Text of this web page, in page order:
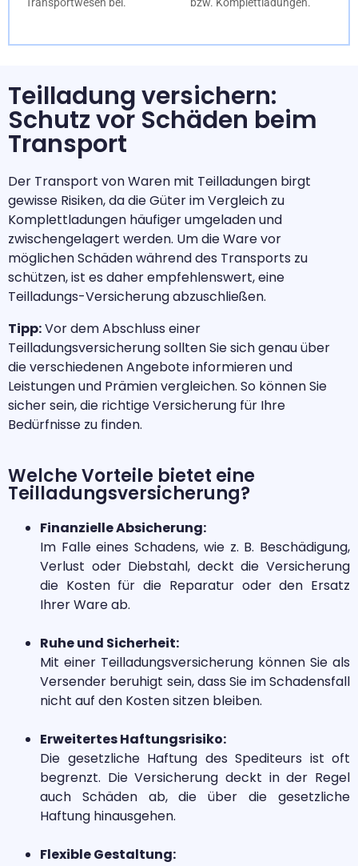
Teilladung versichern:
Schutz vor Schäden beim
Transport​
Der Transport von Waren mit Teilladungen birgt
gewisse Risiken, da die Güter im Vergleich zu
Komplettladungen häufiger umgeladen und
zwischengelagert werden. Um die Ware vor
möglichen Schäden während des Transports zu
schützen, ist es daher empfehlenswert, eine
Teilladungs-Versicherung abzuschließen.
Tipp:Vor dem Abschluss einer
Teilladungsversicherung sollten Sie sich genau über
die verschiedenen Angebote informieren und
Leistungen und Prämien vergleichen. So können Sie
sicher sein, die richtige Versicherung für Ihre
Bedürfnisse zu finden.
Welche Vorteile bietet eine
Teilladungsversicherung?
Finanzielle Absicherung:
Im Falle eines Schadens, wie z. B. Beschädigung,
Verlust oder Diebstahl, deckt die Versicherung
die Kosten für die Reparatur oder den Ersatz
Ihrer Ware ab.
Ruhe und Sicherheit:
Mit einer Teilladungsversicherung können Sie als
Versender beruhigt sein, dass Sie im Schadensfall
nicht auf den Kosten sitzen bleiben.
Erweitertes Haftungsrisiko:
Die gesetzliche Haftung des Spediteurs ist oft
begrenzt. Die Versicherung deckt in der Regel
auch Schäden ab, die über die gesetzliche
Haftung hinausgehen.
Flexible Gestaltung: